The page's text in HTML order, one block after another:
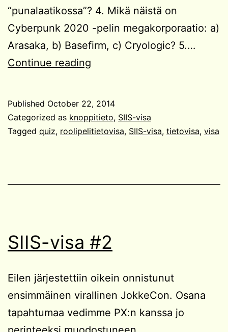
“punalaatikossa”? 4. Mikä näistä on
Cyberpunk 2020 -pelin megakorporaatio: a)
Arasaka, b) Basefirm, c) Cryologic? 5.…
Continue reading
Published October 22, 2014
Categorized as knoppitieto, SIIS-visa
Tagged quiz, roolipelitietovisa, SIIS-visa, tietovisa, visa
SIIS-visa #2
Eilen järjestettiin oikein onnistunut
ensimmäinen virallinen JokkeCon. Osana
tapahtumaa vedimme PX:n kanssa jo